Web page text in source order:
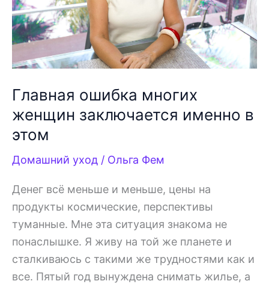
Главная ошибка многих
женщин заключается именно в
этом
Домашний уход / Ольга Фем
Денег всё меньше и меньше, цены на
продукты космические, перспективы
туманные. Мне эта ситуация знакома не
понаслышке. Я живу на той же планете и
сталкиваюсь с такими же трудностями как и
все. Пятый год вынуждена снимать жилье, а